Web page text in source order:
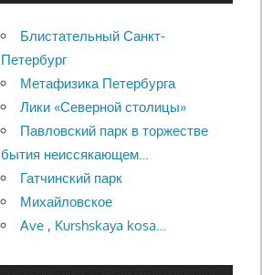
Блистательный Санкт-
Петербург
Метафизика Петербурга
Лики «Северной столицы»
Павловский парк в торжестве
бытия неиссякающем…
Гатчинский парк
Михайловское
Ave , Kurshskaya kosa…